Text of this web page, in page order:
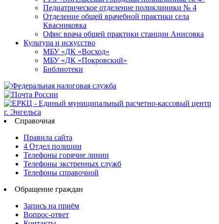
Педиатрическое отделение поликлиники № 4
Отделение общей врачебной практики села
Квасниковка
Офис врача общей практики станции Анисовка
Культура и искусство
МБУ «ДК «Восход»
МБУ «ДК «Покровский»
Библиотеки
Справочная
Правила сайта
4 Отдел полиции
Телефоны горячие линии
Телефоны экстренных служб
Телефоны справочной
Обращение граждан
Запись на приём
Вопрос-ответ